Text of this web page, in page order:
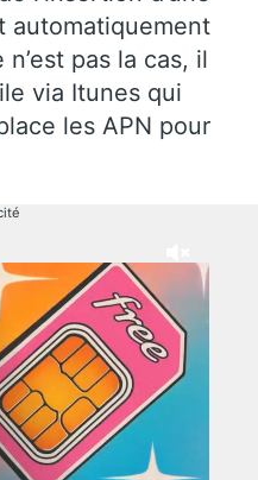
automatiquement
pas la cas, il
via Itunes qui
les APN pour